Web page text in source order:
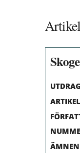
ÄMNEN